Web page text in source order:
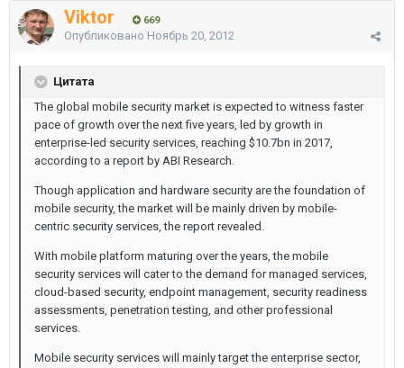
Viktor 669
Опубликовано Ноябрь 20, 2012
Цитата
The global mobile security market is expected to witness faster
pace of growth over the next five years, led by growth in
enterprise-led security services, reaching $10.7bn in 2017,
according to a report by ABI Research.
Though application and hardware security are the foundation of
mobile security, the market will be mainly driven by mobile-
centric security services, the report revealed.
With mobile platform maturing over the years, the mobile
security services will cater to the demand for managed services,
cloud-based security, endpoint management, security readiness
assessments, penetration testing, and other professional
services.
Mobile security services will mainly target the enterprise sector,